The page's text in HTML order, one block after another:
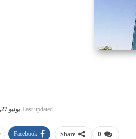
Last updated يونيو 27, 2023
0
Share
Facebook